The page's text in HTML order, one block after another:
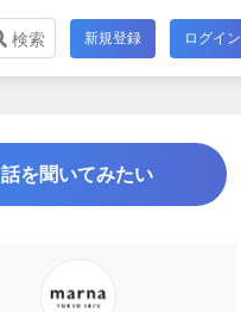
検索 新規登録 ログイン
話を聞いてみたい